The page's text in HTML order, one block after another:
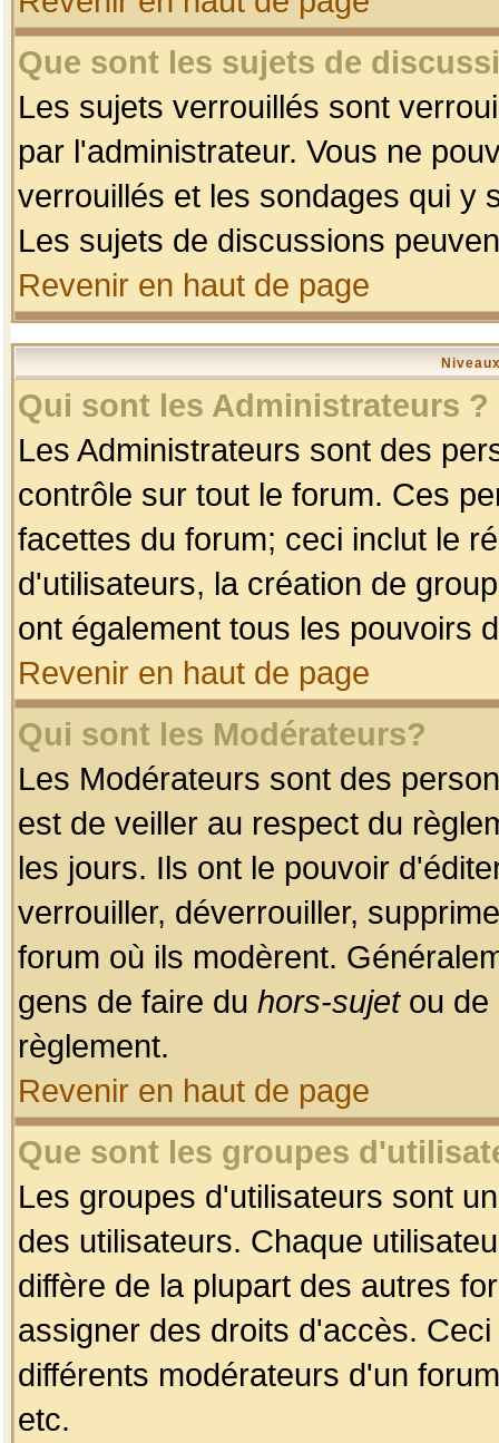
Que sont les sujets de
Les sujets verrouillés sont
par l'administrateur. Vous ne
verrouillés et les sondages qui y
Les sujets de discussions
Revenir en haut de page
Qui sont les Administrateurs ?
Les Administrateurs sont des
contrôle sur tout le forum. Ces
facettes du forum; ceci inclut le
d'utilisateurs, la création de
ont également tous les pouvoirs
Revenir en haut de page
Qui sont les Modérateurs?
Les Modérateurs sont des
est de veiller au respect du
les jours. Ils ont le pouvoir
verrouiller, déverrouiller,
forum où ils modèrent.
gens de faire du hors-sujetou de
règlement.
Revenir en haut de page
Que sont les groupes
Les groupes d'utilisateurs sont
des utilisateurs. Chaque
diffère de la plupart des autres
assigner des droits d'accès.
différents modérateurs d'un
etc.